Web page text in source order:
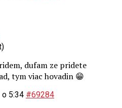
dufam ze pridete
tym viac hovadin 😁
5:34 #69284